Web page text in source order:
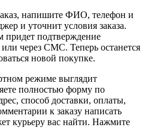
напишите ФИО, телефон и
и уточнит условия заказа.
придет подтверждение
через СМС. Теперь останется
новой покупке.
режиме выглядит
полностью форму по
способ доставки, оплаты,
к заказу написать
курьеру вас найти. Нажмите